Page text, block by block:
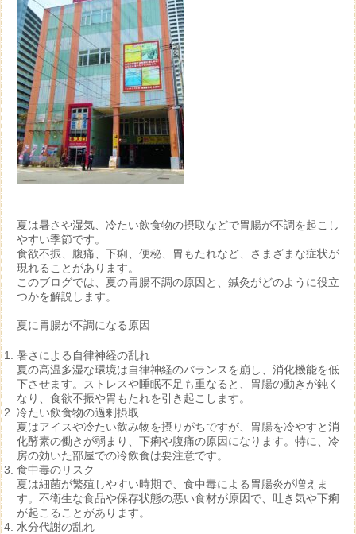
夏は暑さや湿気、冷たい飲食物の摂取などで胃腸が不調を起こし
やすい季節です。
食欲不振、腹痛、下痢、便秘、胃もたれなど、さまざまな症状が
現れることがあります。
このブログでは、夏の胃腸不調の原因と、鍼灸がどのように役立
つかを解説します。
夏に胃腸が不調になる原因
暑さによる自律神経の乱れ
夏の高温多湿な環境は自律神経のバランスを崩し、消化機能を低
下させます。ストレスや睡眠不足も重なると、胃腸の動きが鈍く
なり、食欲不振や胃もたれを引き起こします。
冷たい飲食物の過剰摂取
夏はアイスや冷たい飲み物を摂りがちですが、胃腸を冷やすと消
化酵素の働きが弱まり、下痢や腹痛の原因になります。特に、冷
房の効いた部屋での冷飲食は要注意です。
食中毒のリスク
夏は細菌が繁殖しやすい時期で、食中毒による胃腸炎が増えま
す。不衛生な食品や保存状態の悪い食材が原因で、吐き気や下痢
が起こることがあります。
水分代謝の乱れ